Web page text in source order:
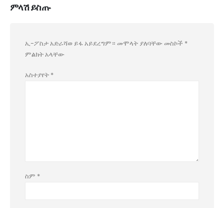
ምላሽ ይስጡ
ኢ-ፖስታ አድራሻወ ይፋ አይደረግም። መሞላት ያለባቸው መስኮች *
ምልክት አላቸው
አስተያየት *
ስም *